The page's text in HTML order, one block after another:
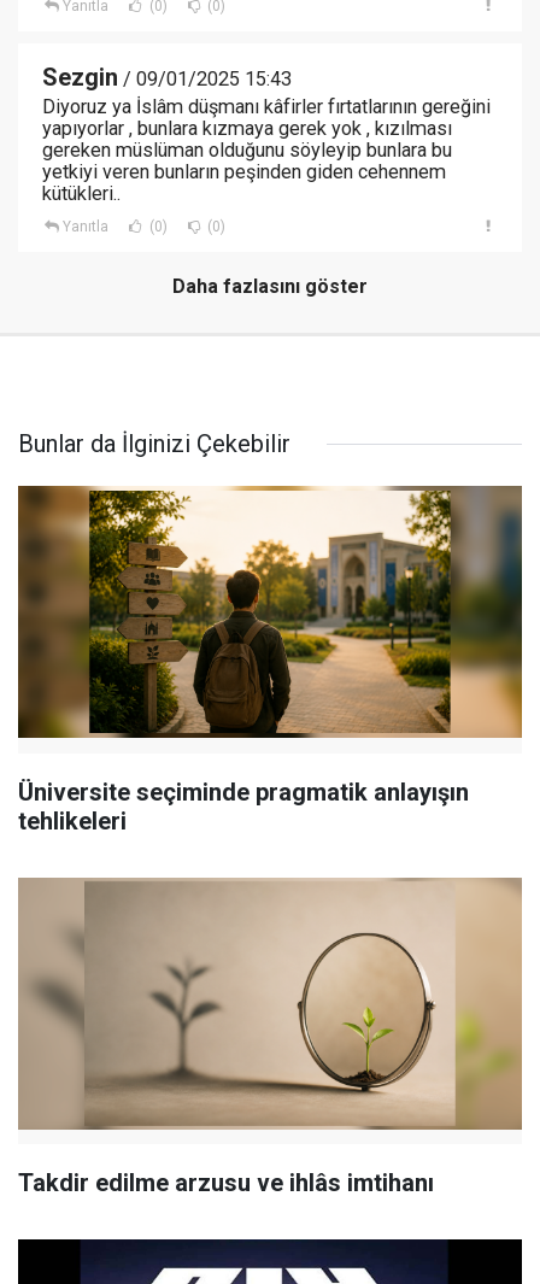
Yanıtla (0) (0)
Sezgin / 09/01/2025 15:43
Diyoruz ya İslâm düşmanı kâfirler fırtatlarının gereğini
yapıyorlar , bunlara kızmaya gerek yok , kızılması
gereken müslüman olduğunu söyleyip bunlara bu
yetkiyi veren bunların peşinden giden cehennem
kütükleri..
Yanıtla (0) (0)
Daha fazlasını göster
Bunlar da İlginizi Çekebilir
Üniversite seçiminde pragmatik anlayışın
tehlikeleri
Takdir edilme arzusu ve ihlâs imtihanı